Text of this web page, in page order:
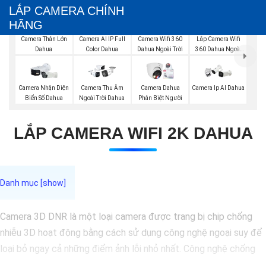
LẮP CAMERA CHÍNH
HÃNG
Camera Thân Lớn
Dahua
Camera AI IP Full
Color Dahua
Camera Wifi 360
Dahua Ngoài Trời
Lắp Camera Wifi
360 Dahua Ngoài
Camera Nhận Diện
Biển Số Dahua
Camera Thu Âm
Ngoài Trời Dahua
Camera Dahua
Phân Biệt Người
Camera Ip AI Dahua
LẮP CAMERA WIFI 2K DAHUA
Camera 3D DNR là một loại camera được trang bị chip chống
nhiễu 3D hoạt động bằng cách sử dụng công nghệ ngoại suy để
loại bỏ ngay cả những điểm ảnh lỗi nhỏ nhất. Công nghệ chống